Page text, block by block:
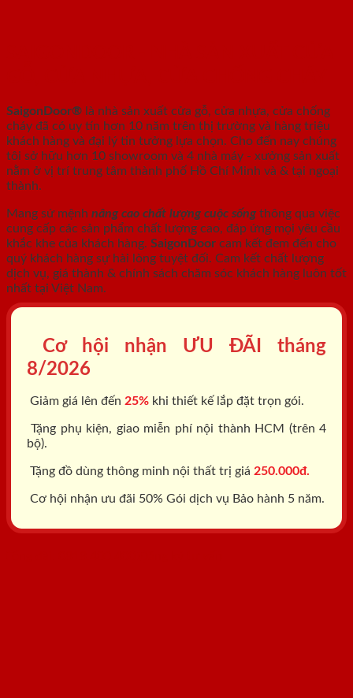
SaigonDoor® là nhà sản xuất cửa gỗ, cửa nhựa, cửa chống
cháy đã có uy tín hơn 10 năm trên thị trường và hàng triệu
khách hàng và đại lý tin tưởng lựa chọn. Cho đến nay chúng
tôi sở hữu hơn 10 showroom và 4 nhà máy - xưởng sản xuất
nằm ở vị trí trung tâm thành phố Hồ Chí Minh và & tại ngoại
thành.
Mang sứ mệnh nâng cao chất lượng cuộc sống thông qua việc
cung cấp các sản phẩm chất lượng cao, đáp ứng mọi yêu cầu
khắc khe của khách hàng. SaigonDoor cam kết đem đến cho
quý khách hàng sự hài lòng tuyệt đối. Cam kết chất lượng
dịch vụ, giá thành & chính sách chăm sóc khách hàng luôn tốt
nhất tại Việt Nam.
Cơ hội nhận ƯU ĐÃI tháng
8/2026
Giảm giá lên đến 25% khi thiết kế lắp đặt trọn gói.
Tặng phụ kiện, giao miễn phí nội thành HCM (trên 4
bộ).
Tặng đồ dùng thông minh nội thất trị giá 250.000đ.
Cơ hội nhận ưu đãi 50% Gói dịch vụ Bảo hành 5 năm.